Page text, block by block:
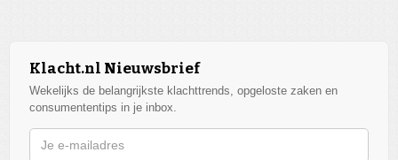
Klacht.nl Nieuwsbrief
Wekelijks de belangrijkste klachttrends, opgeloste zaken en
consumententips in je inbox.